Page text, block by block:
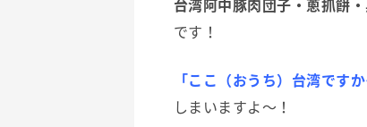
台湾阿中豚肉団子・蔥抓餅・
です！
「ここ（おうち）台湾です
しまいますよ〜！